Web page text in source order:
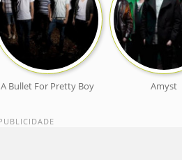
A Bullet For Pretty Boy Amyst